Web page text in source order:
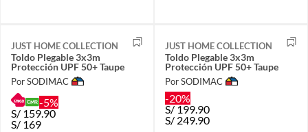
JUST HOME COLLECTION
Toldo Plegable 3x3m
Protección UPF 50+ Taupe
Por SODIMAC
-5%
S/ 159.90
S/ 169
JUST HOME COLLECTION
Toldo Plegable 3x3m
Protección UPF 50+ Taupe
Por SODIMAC
-20%
S/ 199.90
S/ 249.90